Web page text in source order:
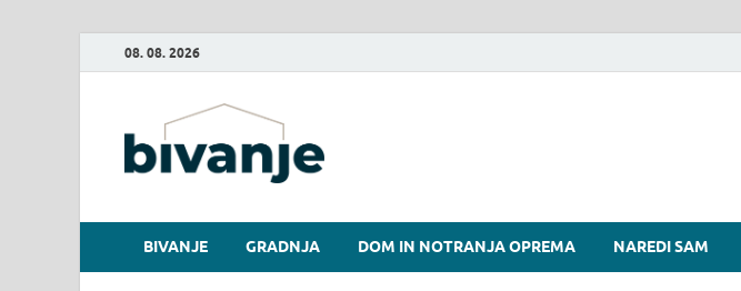
08. 08. 2026
BIVANJE GRADNJA DOM IN NOTRANJA OPREMA NAREDI SAM